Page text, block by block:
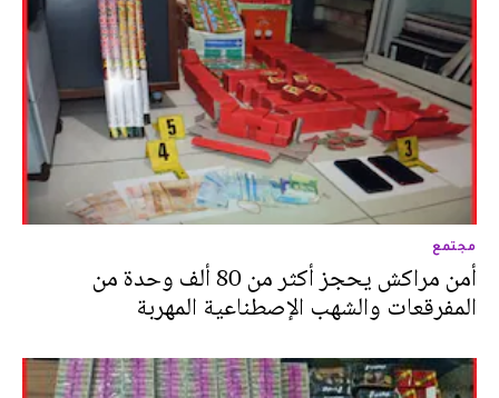
مجتمع
أمن مراكش يحجز أكثر من 80 ألف وحدة من
المفرقعات والشهب الإصطناعية المهربة